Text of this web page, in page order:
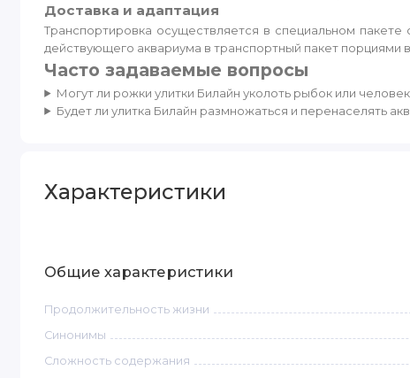
Доставка и адаптация
Транспортировка осуществляется в специальном
действующего аквариума в транспортный пакет
Часто задаваемые вопросы
Могут ли рожки улитки Билайн уколоть рыбок или
Будет ли улитка Билайн размножаться и перенаселять
Характеристики
Общие характеристики
Продолжительность жизни
Синонимы
Сложность содержания